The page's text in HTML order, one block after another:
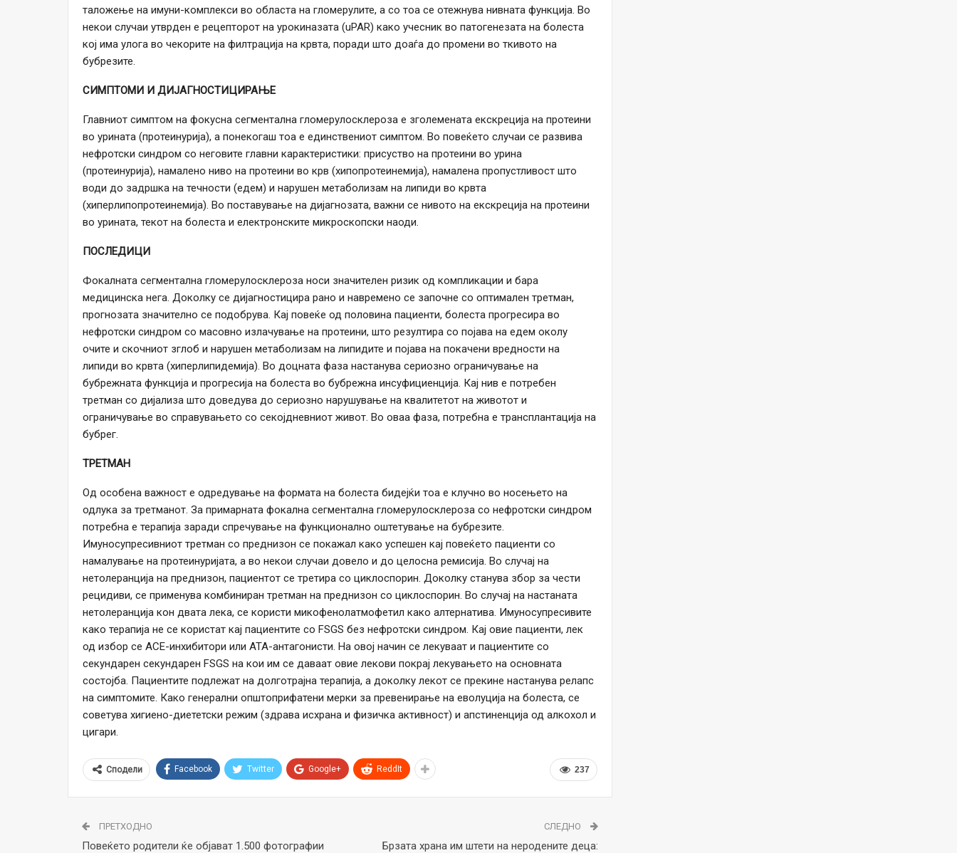
таложење на имуни-комплекси во областа на гломерулите, а со тоа се отежнува нивната функција. Во
некои случаи утврден е рецепторот на урокиназата (uPAR) како учесник во патогенезата на болеста
кој има улога во чекорите на филтрација на крвта, поради што доаѓа до промени во ткивото на
бубрезите.
СИМПТОМИ И ДИЈАГНОСТИЦИРАЊЕ
Главниот симптом на фокусна сегментална гломерулосклероза е зголемената екскреција на протеини
во урината (протеинурија), а понекогаш тоа е единствениот симптом. Во повеќето случаи се развива
нефротски синдром со неговите главни карактеристики: присуство на протеини во урина
(протеинурија), намалено ниво на протеини во крв (хипопротеинемија), намалена пропустливост што
води до задршка на течности (едем) и нарушен метаболизам на липиди во крвта
(хиперлипопротеинемија). Во поставување на дијагнозата, важни се нивото на екскреција на протеини
во урината, текот на болеста и електронските микроскопски наоди.
ПОСЛЕДИЦИ
Фокалната сегментална гломерулосклероза носи значителен ризик од компликации и бара
медицинска нега. Доколку се дијагностицира рано и навремено се започне со оптимален третман,
прогнозата значително се подобрува. Кај повеќе од половина пациенти, болеста прогресира во
нефротски синдром со масовно излачување на протеини, што резултира со појава на едем околу
очите и скочниот зглоб и нарушен метаболизам на липидите и појава на покачени вредности на
липиди во крвта (хиперлипидемија). Во доцната фаза настанува сериозно ограничување на
бубрежната функција и прогресија на болеста во бубрежна инсуфициенција. Кај нив е потребен
третман со дијализа што доведува до сериозно нарушување на квалитетот на животот и
ограничување во справувањето со секојдневниот живот. Во оваа фаза, потребна е трансплантација на
бубрег.
ТРЕТМАН
Од особена важност е одредување на формата на болеста бидејќи тоа е клучно во носењето на
одлука за третманот. За примарната фокална сегментална гломерулосклероза со нефротски синдром
потребна е терапија заради спречување на функционално оштетување на бубрезите.
Имуносупресивниот третман со преднизон се покажал како успешен кај повеќето пациенти со
намалување на протеинуријата, а во некои случаи довело и до целосна ремисија. Во случај на
нетолеранција на преднизон, пациентот се третира со циклоспорин. Доколку станува збор за чести
рецидиви, се применува комбиниран третман на преднизон со циклоспорин. Во случај на настаната
нетолеранција кон двата лека, се користи микофенолатмофетил како алтернатива. Имуносупресивите
како терапија не се користат кај пациентите со FSGS без нефротски синдром. Кај овие пациенти, лек
од избор се ACE-инхибитори или АТА-антагонисти. На овој начин се лекуваат и пациентите со
секундарен секундарен FSGS на кои им се даваат овие лекови покрај лекувањето на основната
состојба. Пациентите подлежат на долготрајна терапија, а доколку лекот се прекине настанува релапс
на симптомите. Како генерални општоприфатени мерки за превенирање на еволуција на болеста, се
советува хигиено-диететски режим (здрава исхрана и физичка активност) и апстиненција од алкохол и
цигари.
237
Сподели Facebook Twitter Google+ ReddIt
ПРЕТХОДНО
Повеќето родители ќе објават 1.500 фотографии
СЛЕДНО
Брзата храна им штети на неродените деца: